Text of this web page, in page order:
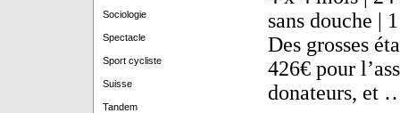
Sociologie
Spectacle
Sport cycliste
Suisse
Tandem
sans douche |
Des grosses
426€ pour
donateurs, et